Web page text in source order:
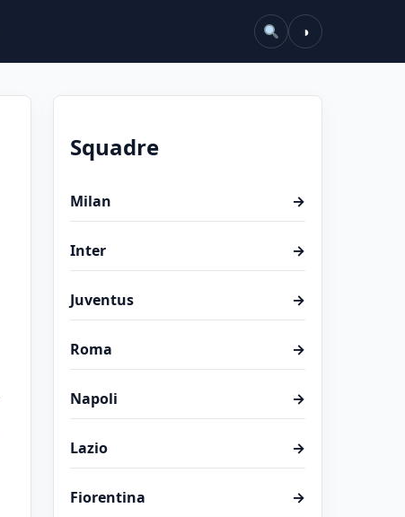
◑
Squadre
Milan →
Inter →
Juventus →
Roma →
Napoli →
Lazio →
Fiorentina →